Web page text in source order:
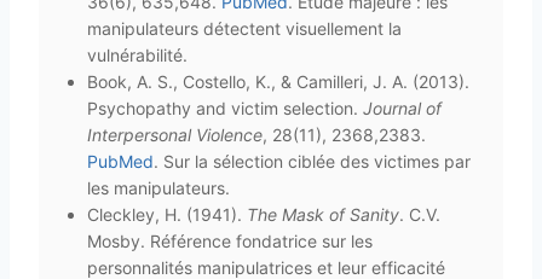
manipulateurs détectent visuellement la
vulnérabilité.
Book, A. S., Costello, K., & Camilleri, J. A. (2013).
Psychopathy and victim selection. Journal of
Interpersonal Violence, 28(11), 2368,2383.
PubMed. Sur la sélection ciblée des victimes par
les manipulateurs.
Cleckley, H. (1941). The Mask of Sanity. C.V.
Mosby. Référence fondatrice sur les
personnalités manipulatrices et leur efficacité